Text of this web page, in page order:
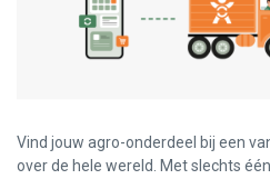
Vind jouw agro-onderdeel bij een
over de hele wereld. Met slechts